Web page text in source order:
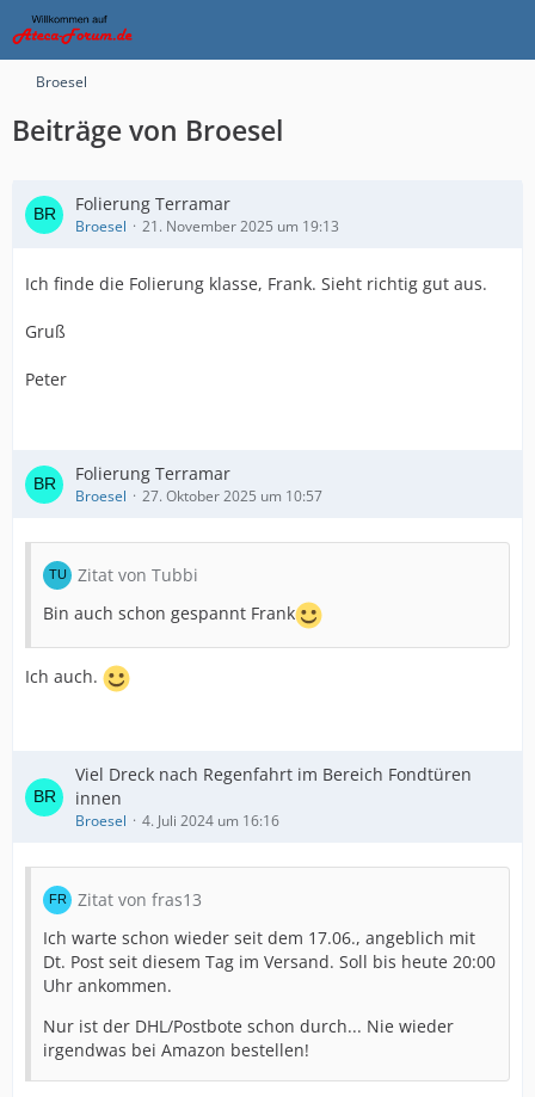
Broesel
Beiträge von Broesel
Folierung Terramar
Broesel 21. November 2025 um 19:13
Ich finde die Folierung klasse, Frank. Sieht richtig gut aus.
Gruß
Peter
Folierung Terramar
Broesel 27. Oktober 2025 um 10:57
Zitat von Tubbi
Bin auch schon gespannt Frank
Ich auch.
Viel Dreck nach Regenfahrt im Bereich Fondtüren
innen
Broesel 4. Juli 2024 um 16:16
Zitat von fras13
Ich warte schon wieder seit dem 17.06., angeblich mit
Dt. Post seit diesem Tag im Versand. Soll bis heute 20:00
Uhr ankommen.
Nur ist der DHL/Postbote schon durch... Nie wieder
irgendwas bei Amazon bestellen!